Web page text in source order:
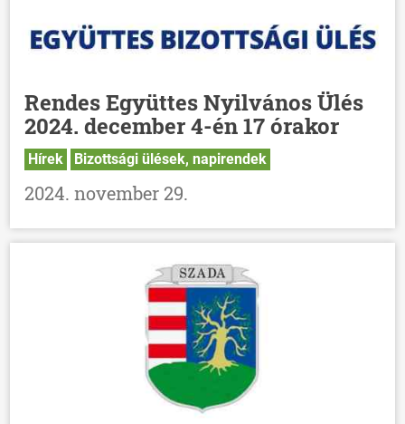
Rendes Együttes Nyilvános Ülés
2024. december 4-én 17 órakor
Hírek Bizottsági ülések, napirendek
2024. november 29.